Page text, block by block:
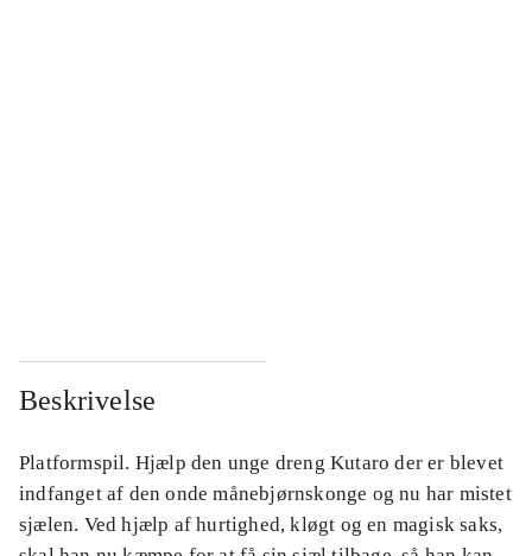
Beskrivelse
Platformspil. Hjælp den unge dreng Kutaro der er blevet
indfanget af den onde månebjørnskonge og nu har mistet
sjælen. Ved hjælp af hurtighed, kløgt og en magisk saks,